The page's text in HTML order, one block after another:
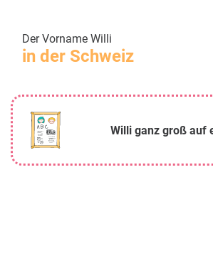
Der Vorname Willi
in der Schweiz
Willi ganz groß auf